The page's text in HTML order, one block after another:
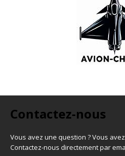
Contactez-nous
Vous avez une question ? Vous
Contactez-nous directement par